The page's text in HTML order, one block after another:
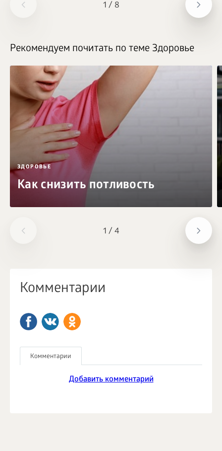
1 / 8
1 / 4
Рекомендуем почитать по теме Здоровье
ЗДОРОВЬЕ
Как снизить потливость
Комментарии
Комментарии
Добавить комментарий